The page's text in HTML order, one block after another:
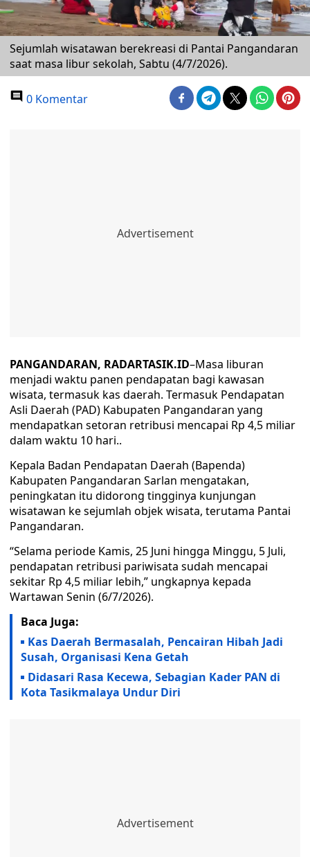
Sejumlah wisatawan berekreasi di Pantai Pangandaran
saat masa libur sekolah, Sabtu (4/7/2026).
0 Komentar
PANGANDARAN, RADARTASIK.ID–Masa liburan
menjadi waktu panen pendapatan bagi kawasan
wisata, termasuk kas daerah. Termasuk Pendapatan
Asli Daerah (PAD) Kabupaten Pangandaran yang
mendapatkan setoran retribusi mencapai Rp 4,5 miliar
dalam waktu 10 hari..
Kepala Badan Pendapatan Daerah (Bapenda)
Kabupaten Pangandaran Sarlan mengatakan,
peningkatan itu didorong tingginya kunjungan
wisatawan ke sejumlah objek wisata, terutama Pantai
Pangandaran.
“Selama periode Kamis, 25 Juni hingga Minggu, 5 Juli,
pendapatan retribusi pariwisata sudah mencapai
sekitar Rp 4,5 miliar lebih,” ungkapnya kepada
Wartawan Senin (6/7/2026).
Baca Juga:
Kas Daerah Bermasalah, Pencairan Hibah Jadi
Susah, Organisasi Kena Getah
Didasari Rasa Kecewa, Sebagian Kader PAN di
Kota Tasikmalaya Undur Diri